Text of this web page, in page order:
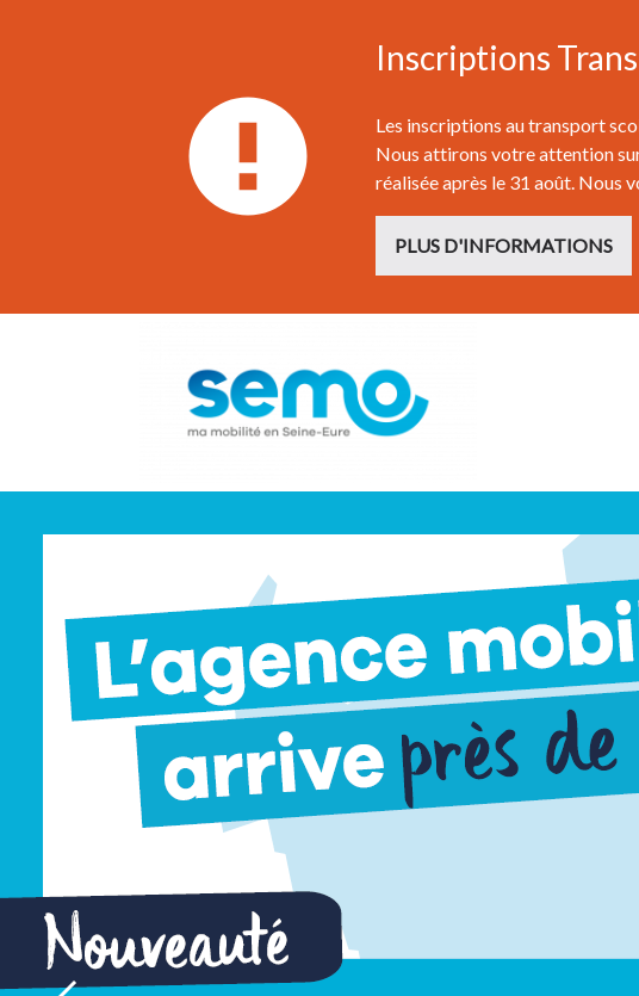
Inscriptions
Les inscriptions au transport
Nous attirons votre attention
réalisée après le 31 août. Nous
PLUS D'INFORMATIONS